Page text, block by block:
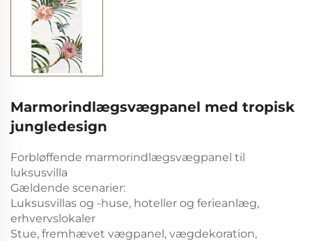
Marmorindlægsvægpanel med tropisk
jungledesign
Forbløffende marmorindlægsvægpanel til
luksusvilla
Gældende scenarier:
Luksusvillas og -huse, hoteller og ferieanlæg,
erhvervslokaler
Stue, fremhævet vægpanel, vægdekoration,